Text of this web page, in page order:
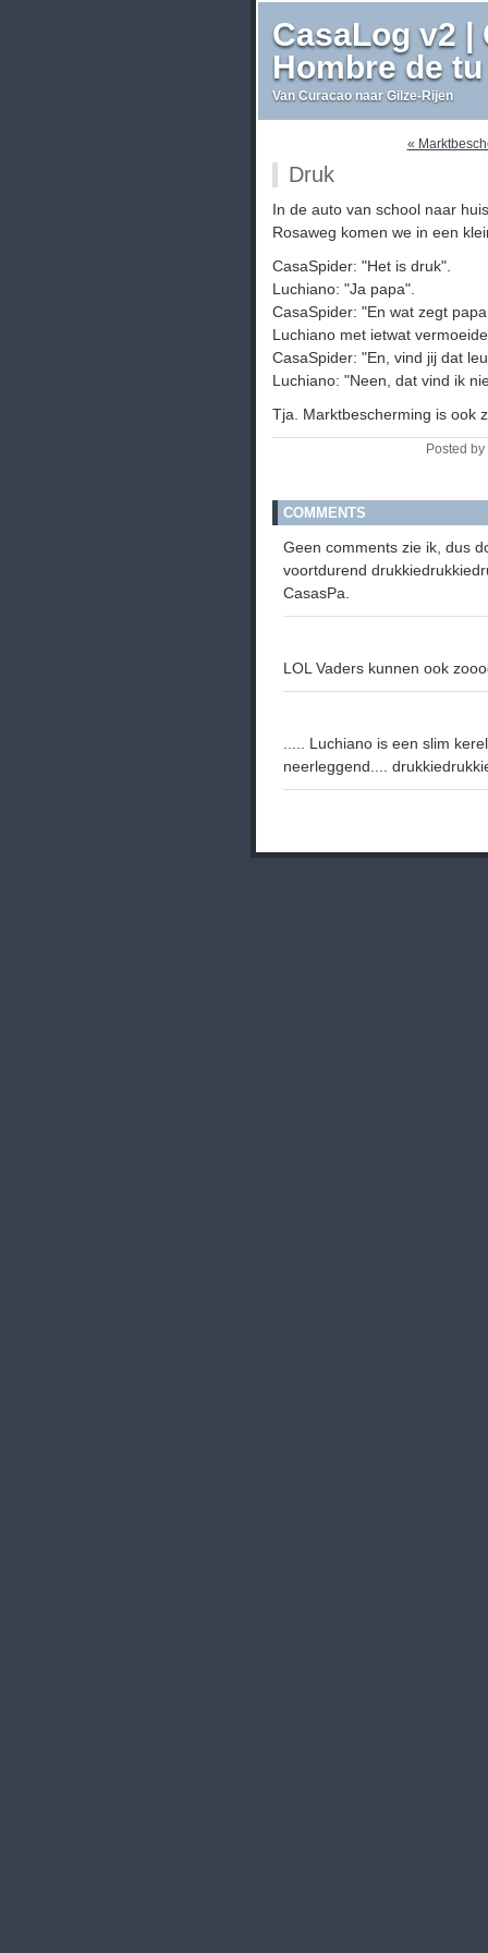
CasaLog v2 |
Hombre de tu
Van Curacao naar Gilze-Rijen
«
Druk
In de auto van school naar
Rosaweg komen we in een
CasaSpider: "Het is druk".
Luchiano: "Ja papa".
CasaSpider: "En wat zegt
Luchiano met ietwat
CasaSpider: "En, vind jij dat
Luchiano: "Neen, dat vind ik
Tja. Marktbescherming is ook
Posted
COMMENTS
Geen comments zie ik, dus
voortdurend
CasasPa.
LOL Vaders kunnen ook
..... Luchiano is een slim
neerleggend....